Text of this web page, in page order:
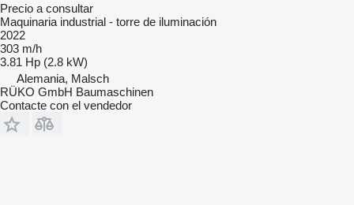
Precio a consultar
Maquinaria industrial - torre de iluminación
2022
303 m/h
3.81 Hp (2.8 kW)
Alemania, Malsch
RÜKO GmbH Baumaschinen
Contacte con el vendedor